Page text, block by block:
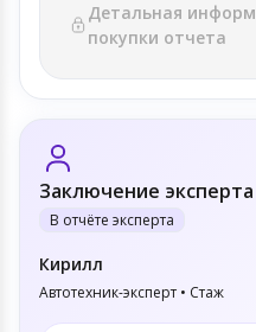
Детальная
покупки отчета
Заключение эксперта
В отчёте эксперта
Кирилл
Автотехник-эксперт • Стаж